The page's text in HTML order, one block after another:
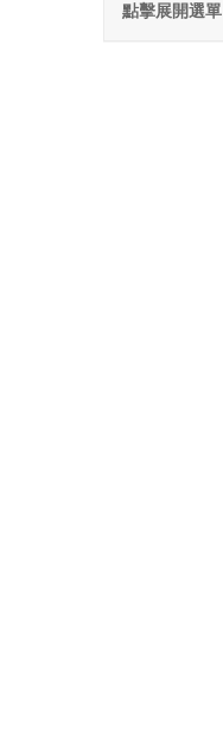
點擊展開選單